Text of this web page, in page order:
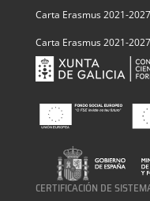
Carta Erasmus 2021-
Carta Erasmus 2021-
CERTIFICACIÓN DE